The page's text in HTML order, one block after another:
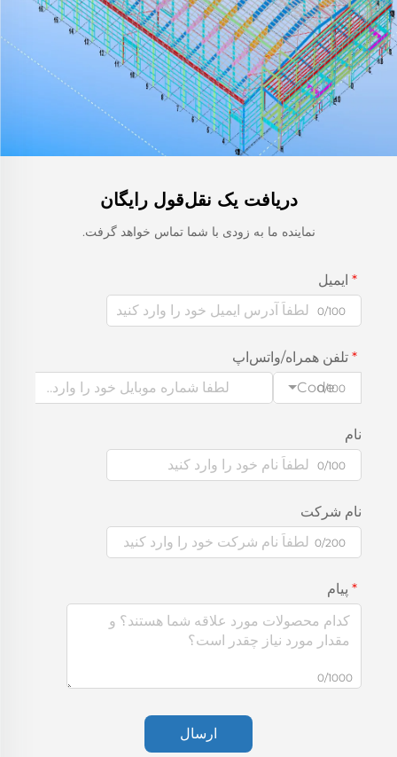
دریافت یک نقل‌قول رایگان
نماینده ما به زودی با شما تماس خواهد گرفت.
ایمیل
0/100
تلفن همراه/واتس‌اپ
Code
0/100
نام
0/100
نام شرکت
0/200
پیام
0/1000
ارسال